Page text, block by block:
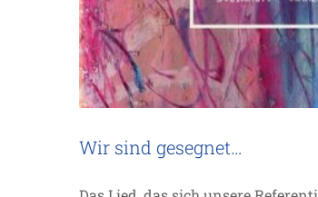
Wir sind gesegnet…